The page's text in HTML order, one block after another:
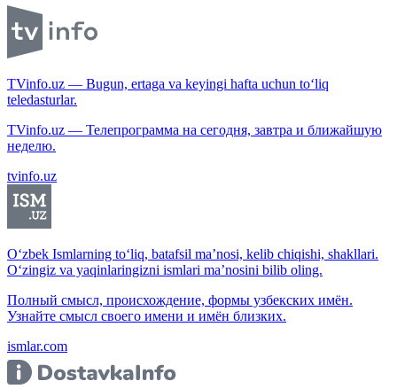
TVinfo.uz — Bugun, ertaga va keyingi hafta uchun to‘liq
teledasturlar.
TVinfo.uz — Телепрограмма на сегодня, завтра и ближайшую
неделю.
tvinfo.uz
O‘zbek Ismlarning to‘liq, batafsil ma’nosi, kelib chiqishi, shakllari.
O‘zingiz va yaqinlaringizni ismlari ma’nosini bilib oling.
Полный смысл, происхождение, формы узбекских имён.
Узнайте смысл своего имени и имён близких.
ismlar.com